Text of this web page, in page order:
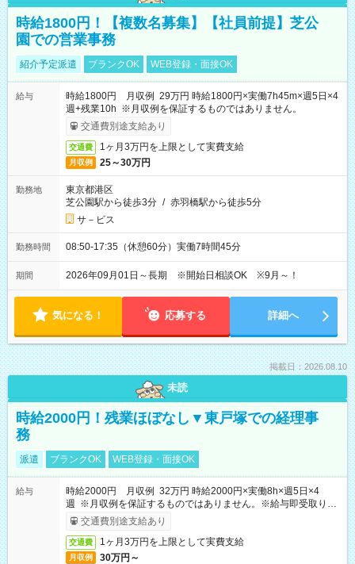
時給1800円！【複数名募集】【社員前提】芝公
園での営業事務
紹介予定派遣 ブランクOK WEB登録・面接OK
給与
時給1800円 月収例 29万円 時給1800円×実働7h45m×週5日×4
週+残業10h ※月収例を保証するものではありません。
交通費別途支給あり
交通費 1ヶ月3万円を上限として実費支給
月収例 25～30万円
勤務地
東京都港区
芝公園駅から徒歩3分 / 赤羽橋駅から徒歩5分
サ－ビス
勤務時間 08:50-17:35（休憩60分）実働7時間45分
期間 2026年09月01日～長期 ※開始日相談OK ※9月～！
気になる！ 応募する 詳細へ
掲載日：2026.08.10
未読
時給2000円！残業ほぼなし▼東戸塚での経理事
務
派遣 ブランクOK WEB登録・面接OK
給与
時給2000円 月収例 32万円 時給2000円×実働8h×週5日×4
週 ※月収例を保証するものではありません。※給与即受取りサ
ービス利用可（利用条件有）
交通費別途支給あり
交通費 1ヶ月3万円を上限として実費支給
月収例 30万円～